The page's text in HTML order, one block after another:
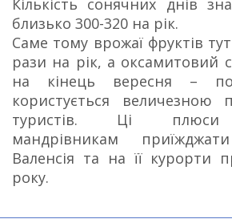
Кількість сонячних днів
близько 300-320 на рік.
Саме тому врожаї фруктів
рази на рік, а оксамитовий
на кінець вересня –
користується величезною
туристів. Ці плюси
мандрівникам
Валенсія та на її курорти
року.